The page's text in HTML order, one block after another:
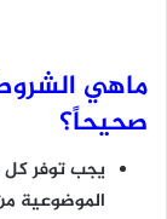
ماهي
صحيحاً؟
يجب توفر كل
الموضوعية